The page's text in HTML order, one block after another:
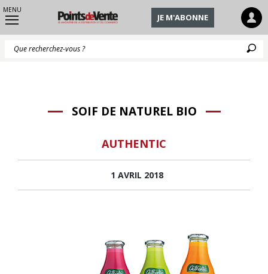
MENU
JE M'ABONNE
SOIF DE NATUREL BIO
AUTHENTIC
1 AVRIL 2018